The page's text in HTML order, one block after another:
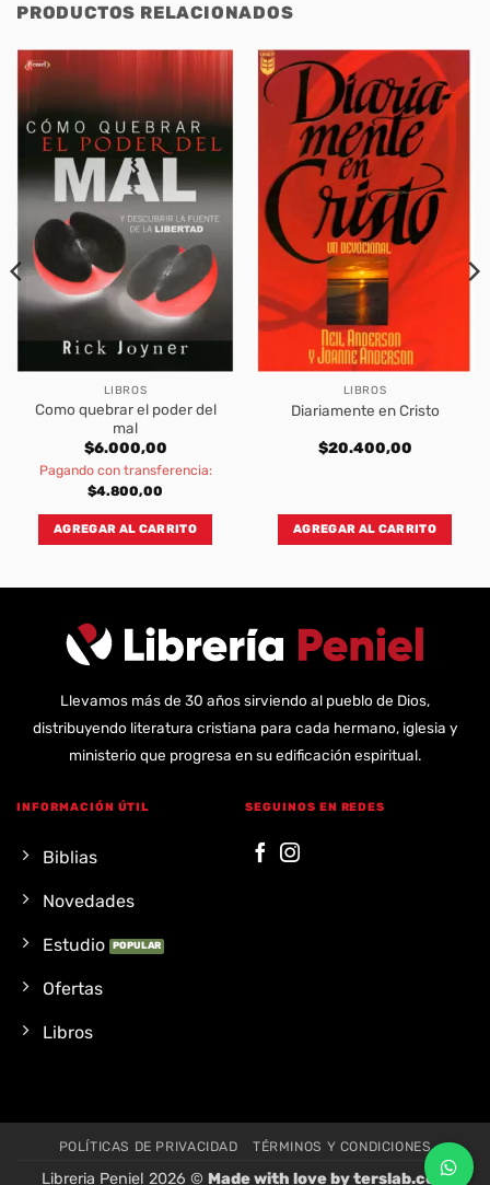
PRODUCTOS RELACIONADOS
LIBROS
Como quebrar el poder del
mal
$6.000,00
Pagando con transferencia:
$4.800,00
AGREGAR AL CARRITO
LIBROS
Diariamente en Cristo
$20.400,00
AGREGAR AL CARRITO
Llevamos más de 30 años sirviendo al pueblo de Dios,
distribuyendo literatura cristiana para cada hermano, iglesia y
ministerio que progresa en su edificación espiritual.
INFORMACIÓN ÚTIL
Biblias
Novedades
Estudio
Ofertas
Libros
SEGUINOS EN REDES
POLÍTICAS DE PRIVACIDAD TÉRMINOS Y CONDICIONES
Libreria Peniel 2026 © Made with love byterslab.com